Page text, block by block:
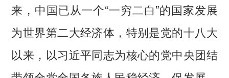
来，中国已从一个“一穷二白”的国家发展
为世界第二大经济体，特别是党的十八大
以来，以习近平同志为核心的党中央团结